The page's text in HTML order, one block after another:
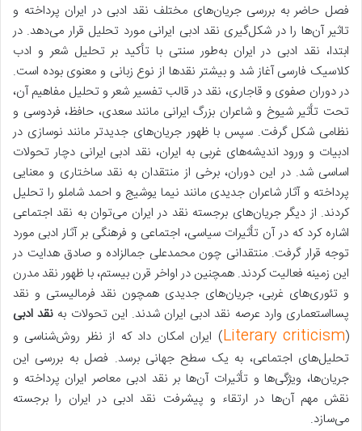
فصل حاضر به بررسی جریان‌های مختلف نقد ادبی در ایران پرداخته و
تاثیر آن‌ها را در شکل‌گیری نقد ادبی ایرانی مورد تحلیل قرار می‌دهد. در
ابتدا، نقد ادبی در ایران به‌طور سنتی با تأکید بر تحلیل شعر و ادب
کلاسیک فارسی آغاز شد و بیشتر نقدها از نوع زبانی و معنوی بوده است.
در دوران صفوی و قاجاری، نقد در قالب تفسیر شعر و تحلیل مفاهیم آن،
تحت تأثیر شیوخ و شاعران بزرگ ایرانی مانند سعدی، حافظ، فردوسی و
نظامی شکل گرفت. سپس با ظهور جریان‌های جدیدتر مانند نوسازی در
ادبیات و ورود اندیشه‌های غربی به ایران، نقد ادبی ایرانی دچار تحولات
اساسی شد. در این دوران، برخی از منتقدان به نقد ساختاری و معنایی
پرداخته و آثار شاعران جدیدی مانند نیما یوشیج و احمد شاملو را تحلیل
کردند. از دیگر جریان‌های برجسته نقد در ایران می‌توان به نقد اجتماعی
اشاره کرد که در آن تأثیرات سیاسی، اجتماعی و فرهنگی بر آثار ادبی مورد
توجه قرار گرفت. منتقدانی چون محمدعلی جمالزاده و صادق هدایت در
این زمینه فعالیت کردند. همچنین در اواخر قرن بیستم، با ظهور نقد مدرن
و تئوری‌های غربی، جریان‌های جدیدی همچون نقد فرمالیستی و نقد
پسااستعماری وارد عرصه نقد ادبی ایران شدند. این تحولات به نقد ادبی
(
Literary criticism) ایران امکان داد که از نظر روش‌شناسی و
تحلیل‌های اجتماعی، به یک سطح جهانی برسد. فصل به بررسی این
جریان‌ها، ویژگی‌ها و تأثیرات آن‌ها بر نقد ادبی معاصر ایران پرداخته و
نقش مهم آن‌ها در ارتقاء و پیشرفت نقد ادبی در ایران را برجسته
می‌سازد.